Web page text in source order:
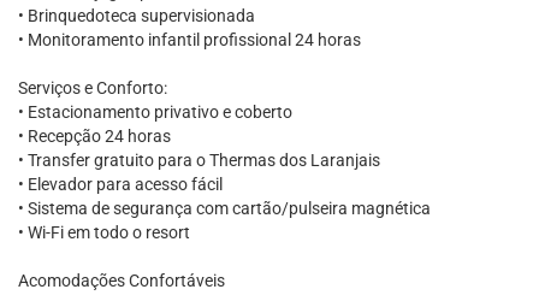
• Brinquedoteca supervisionada
• Monitoramento infantil profissional 24 horas
Serviços e Conforto:
• Estacionamento privativo e coberto
• Recepção 24 horas
• Transfer gratuito para o Thermas dos Laranjais
• Elevador para acesso fácil
• Sistema de segurança com cartão/pulseira magnética
• Wi-Fi em todo o resort
Acomodações Confortáveis